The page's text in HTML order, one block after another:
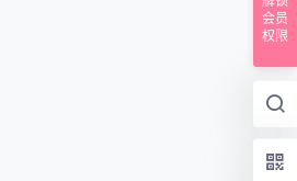
会员
权限